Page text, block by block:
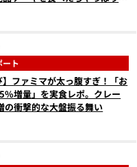
ート
】ファミマが太っ腹すぎ！「お
増量」を実食レポ。クレー
の衝撃的な大盤振る舞い